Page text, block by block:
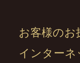
お客様のお
インターネ